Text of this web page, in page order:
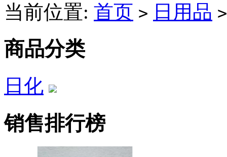
当前位置: 首页 > 日用品 >
商品分类
日化
销售排行榜